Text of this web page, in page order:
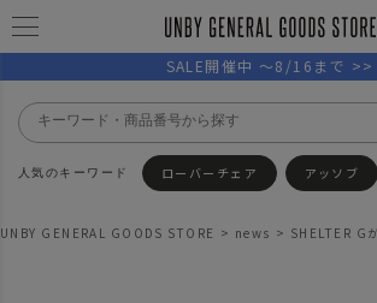
SALE開催中 ～8/16まで >>
ローバーチェア アッソブ
UNBY GENERAL GOODS STORE news SHELTER G